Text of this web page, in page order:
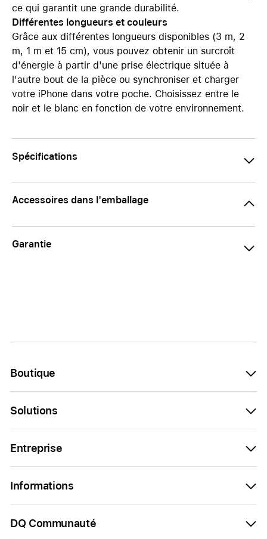
ce qui garantit une grande durabilité.
Différentes longueurs et couleurs
Grâce aux différentes longueurs disponibles (3 m, 2
m, 1 m et 15 cm), vous pouvez obtenir un surcroît
d'énergie à partir d'une prise électrique située à
l'autre bout de la pièce ou synchroniser et charger
votre iPhone dans votre poche. Choisissez entre le
noir et le blanc en fonction de votre environnement.
Spécifications
Accessoires dans l'emballage
Garantie
Boutique
Solutions
Entreprise
Informations
DQ Communauté